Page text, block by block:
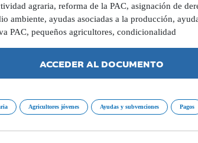
agraria, reforma de la PAC, asignación de
ambiente, ayudas asociadas a la producción,
PAC, pequeños agricultores, condicionalidad
ACCEDER AL DOCUMENTO
Agricultores jóvenes Ayudas y subvenciones Pagos